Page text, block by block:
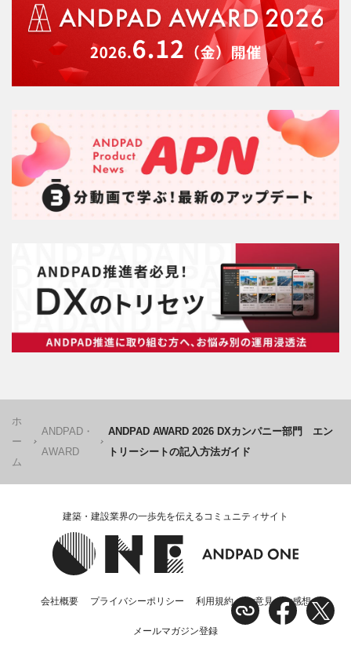
ホ
ー
ム
ANDPAD・
AWARD
ANDPAD AWARD 2026 DXカンパニー部門 エン
トリーシートの記入方法ガイド
建築・建設業界の一歩先を伝えるコミュニティサイト
会社概要 プライバシーポリシー 利用規約 ご意見・ご感想
メールマガジン登録